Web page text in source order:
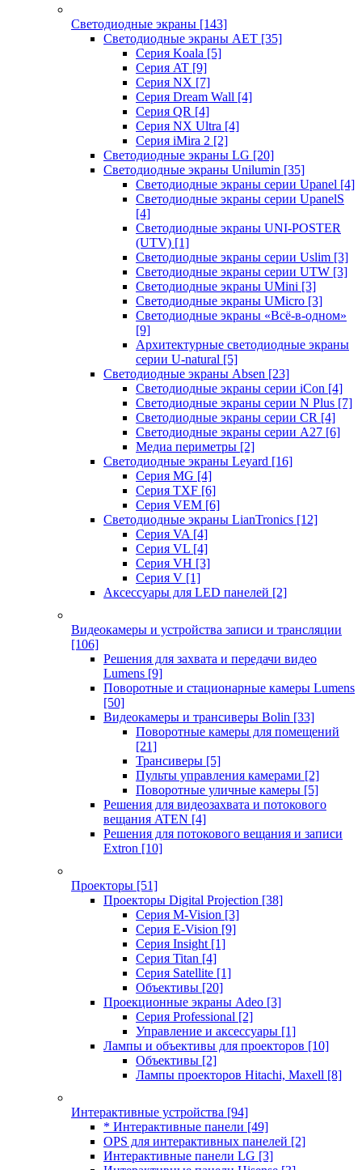
Светодиодные экраны [143]
Светодиодные экраны AET [35]
Cерия Koala [5]
Серия AT [9]
Серия NX [7]
Серия Dream Wall [4]
Серия QR [4]
Серия NX Ultra [4]
Серия iMira 2 [2]
Светодиодные экраны LG [20]
Светодиодные экраны Unilumin [35]
Светодиодные экраны серии Upanel [4]
Светодиодные экраны серии UpanelS
[4]
Светодиодные экраны UNI-POSTER
(UTV) [1]
Светодиодные экраны серии Uslim [3]
Светодиодные экраны серии UTW [3]
Светодиодные экраны UMini [3]
Светодиодные экраны UMicro [3]
Светодиодные экраны «Всё-в-одном»
[9]
Архитектурные светодиодные экраны
серии U-natural [5]
Светодиодные экраны Absen [23]
Светодиодные экраны серии iCon [4]
Светодиодные экраны серии N Plus [7]
Светодиодные экраны серии CR [4]
Светодиодные экраны серии А27 [6]
Медиа периметры [2]
Светодиодные экраны Leyard [16]
Серия MG [4]
Серия TXF [6]
Серия VEM [6]
Светодиодные экраны LianTronics [12]
Серия VA [4]
Серия VL [4]
Серия VH [3]
Серия V [1]
Аксессуары для LED панелей [2]
Видеокамеры и устройства записи и трансляции
[106]
Решения для захвата и передачи видео
Lumens [9]
Поворотные и стационарные камеры Lumens
[50]
Видеокамеры и трансиверы Bolin [33]
Поворотные камеры для помещений
[21]
Трансиверы [5]
Пульты управления камерами [2]
Поворотные уличные камеры [5]
Решения для видеозахвата и потокового
вещания ATEN [4]
Решения для потокового вещания и записи
Extron [10]
Проекторы [51]
Проекторы Digital Projection [38]
Серия M-Vision [3]
Серия E-Vision [9]
Серия Insight [1]
Серия Titan [4]
Серия Satellite [1]
Объективы [20]
Проекционные экраны Adeo [3]
Серия Professional [2]
Управление и аксессуары [1]
Лампы и объективы для проекторов [10]
Объективы [2]
Лампы проекторов Hitachi, Maxell [8]
Интерактивные устройства [94]
* Интерактивные панели [49]
OPS для интерактивных панелей [2]
Интерактивные панели LG [3]